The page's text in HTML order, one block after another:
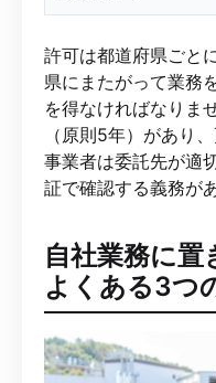
許可は都道府県ごと
県にまたがって業務
を得なければなりま
（原則5年）があり
事業者は委託先が適
証で確認する義務が
自社業務に置
よくある3つ